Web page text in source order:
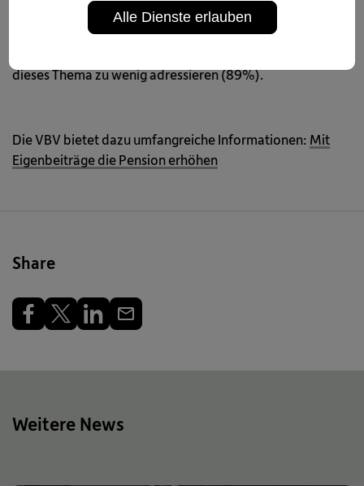
mehrheitlich bekannt. Allerdings führen die Befragten
klar an, dass es dazu von Seiten der Unternehmen viel zu
dieses Thema zu wenig adressieren (89%).
Die VBV bietet dazu umfangreiche Informationen: Mit
Eigenbeiträge die Pension erhöhen
Share
Weitere News
Alle Dienste erlauben